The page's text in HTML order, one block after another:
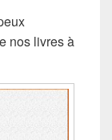
nos livres à